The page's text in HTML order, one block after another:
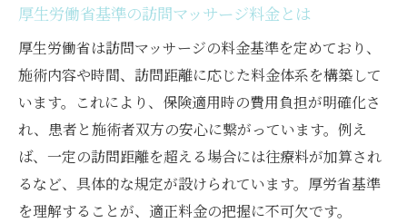
保険適用時の訪問マッサージ自己負担額と
は
訪問マッサージ選択時の料金比較と判断基
準
自費・保険それぞれの訪問マッサージ料金
表
往療料が加算されるケースのポイント
厚生労働省基準の訪問マッサージ料金とは
厚生労働省は訪問マッサージの料金基準を定めており、
施術内容や時間、訪問距離に応じた料金体系を構築して
います。これにより、保険適用時の費用負担が明確化さ
れ、患者と施術者双方の安心に繋がっています。例え
ば、一定の訪問距離を超える場合には往療料が加算され
るなど、具体的な規定が設けられています。厚労省基準
を理解することが、適正料金の把握に不可欠です。